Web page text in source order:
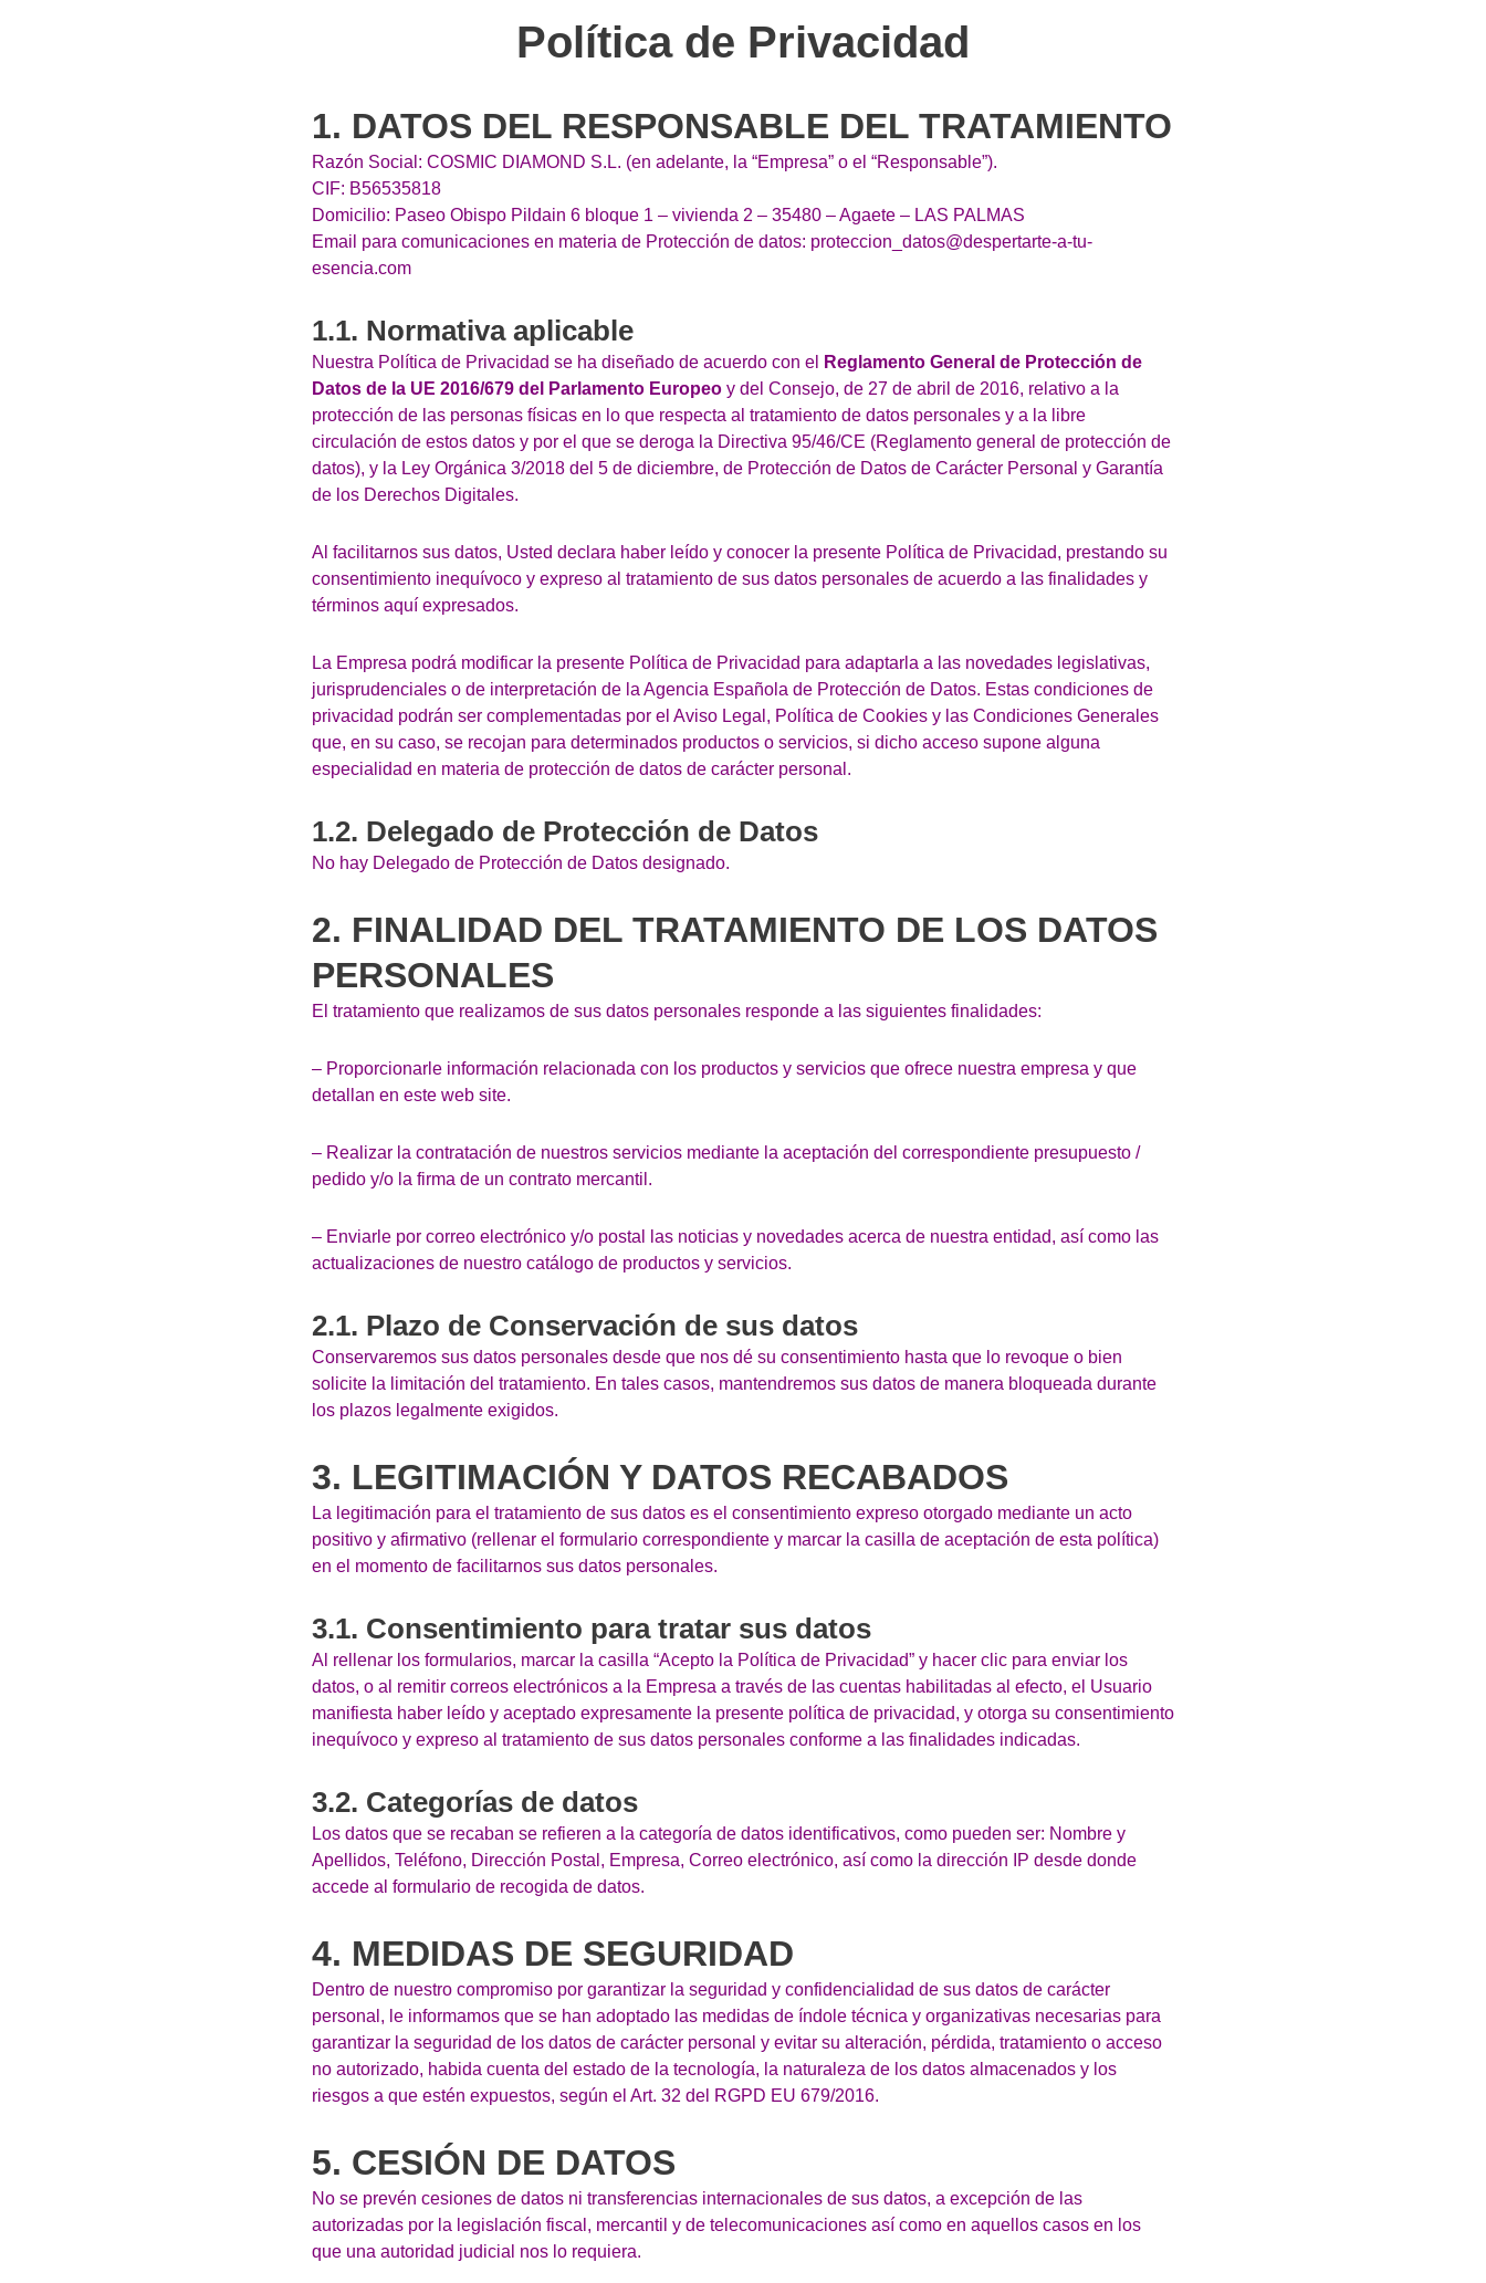
Política de Privacidad
1. DATOS DEL RESPONSABLE DEL TRATAMIENTO
Razón Social: COSMIC DIAMOND S.L. (en adelante, la “Empresa” o el “Responsable”).
CIF: B56535818
Domicilio: Paseo Obispo Pildain 6 bloque 1 – vivienda 2 – 35480 – Agaete – LAS PALMAS
Email para comunicaciones en materia de Protección de datos: proteccion_datos@despertarte-a-tu-
esencia.com
1.1. Normativa aplicable
Nuestra Política de Privacidad se ha diseñado de acuerdo con el
Reglamento General de Protección de
Datos de la UE 2016/679 del Parlamento Europeo y del Consejo, de 27 de abril de 2016, relativo a la
protección de las personas físicas en lo que respecta al tratamiento de datos personales y a la libre
circulación de estos datos y por el que se deroga la Directiva 95/46/CE (Reglamento general de protección de
datos), y la Ley Orgánica 3/2018 del 5 de diciembre, de Protección de Datos de Carácter Personal y Garantía
de los Derechos Digitales.
Al facilitarnos sus datos, Usted declara haber leído y conocer la presente Política de Privacidad, prestando su
consentimiento inequívoco y expreso al tratamiento de sus datos personales de acuerdo a las finalidades y
términos aquí expresados.
La Empresa podrá modificar la presente Política de Privacidad para adaptarla a las novedades legislativas,
jurisprudenciales o de interpretación de la Agencia Española de Protección de Datos. Estas condiciones de
privacidad podrán ser complementadas por el Aviso Legal, Política de Cookies y las Condiciones Generales
que, en su caso, se recojan para determinados productos o servicios, si dicho acceso supone alguna
especialidad en materia de protección de datos de carácter personal.
1.2. Delegado de Protección de Datos
No hay Delegado de Protección de Datos designado.
2. FINALIDAD DEL TRATAMIENTO DE LOS DATOS
PERSONALES
El tratamiento que realizamos de sus datos personales responde a las siguientes finalidades:
– Proporcionarle información relacionada con los productos y servicios que ofrece nuestra empresa y que
detallan en este web site.
– Realizar la contratación de nuestros servicios mediante la aceptación del correspondiente presupuesto /
pedido y/o la firma de un contrato mercantil.
– Enviarle por correo electrónico y/o postal las noticias y novedades acerca de nuestra entidad, así como las
actualizaciones de nuestro catálogo de productos y servicios.
2.1. Plazo de Conservación de sus datos
Conservaremos sus datos personales desde que nos dé su consentimiento hasta que lo revoque o bien
solicite la limitación del tratamiento. En tales casos, mantendremos sus datos de manera bloqueada durante
los plazos legalmente exigidos.
3. LEGITIMACIÓN Y DATOS RECABADOS
La legitimación para el tratamiento de sus datos es el consentimiento expreso otorgado mediante un acto
positivo y afirmativo (rellenar el formulario correspondiente y marcar la casilla de aceptación de esta política)
en el momento de facilitarnos sus datos personales.
3.1. Consentimiento para tratar sus datos
Al rellenar los formularios, marcar la casilla “Acepto la Política de Privacidad” y hacer clic para enviar los
datos, o al remitir correos electrónicos a la Empresa a través de las cuentas habilitadas al efecto, el Usuario
manifiesta haber leído y aceptado expresamente la presente política de privacidad, y otorga su consentimiento
inequívoco y expreso al tratamiento de sus datos personales conforme a las finalidades indicadas.
3.2. Categorías de datos
Los datos que se recaban se refieren a la categoría de datos identificativos, como pueden ser: Nombre y
Apellidos, Teléfono, Dirección Postal, Empresa, Correo electrónico, así como la dirección IP desde donde
accede al formulario de recogida de datos.
4. MEDIDAS DE SEGURIDAD
Dentro de nuestro compromiso por garantizar la seguridad y confidencialidad de sus datos de carácter
personal, le informamos que se han adoptado las medidas de índole técnica y organizativas necesarias para
garantizar la seguridad de los datos de carácter personal y evitar su alteración, pérdida, tratamiento o acceso
no autorizado, habida cuenta del estado de la tecnología, la naturaleza de los datos almacenados y los
riesgos a que estén expuestos, según el Art. 32 del RGPD EU 679/2016.
5. CESIÓN DE DATOS
No se prevén cesiones de datos ni transferencias internacionales de sus datos, a excepción de las
autorizadas por la legislación fiscal, mercantil y de telecomunicaciones así como en aquellos casos en los
que una autoridad judicial nos lo requiera.